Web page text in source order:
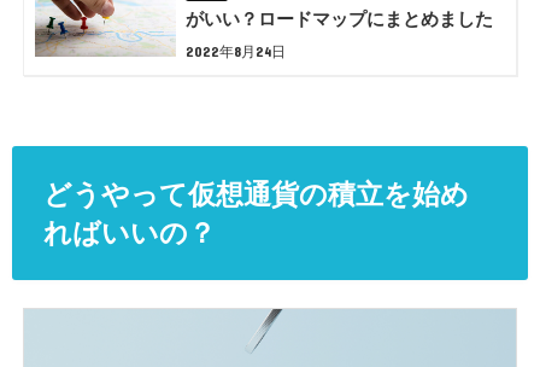
がいい？ロードマップにまとめました
2022年8月24日
どうやって仮想通貨の積立を始め
ればいいの？